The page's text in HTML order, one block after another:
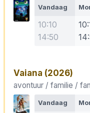
Vandaag
10:10
14:50
Vaiana (2026)
avontuur / familie /
Vandaag